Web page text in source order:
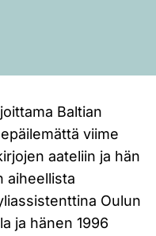
Baltian
viime
aateliin ja hän
aiheellista
Oulun
ja hänen 1996